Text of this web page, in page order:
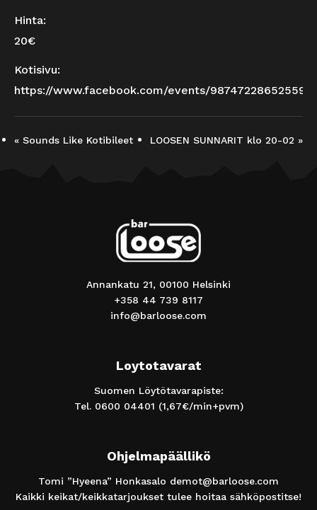
Hinta:
20€
Kotisivu:
https://www.facebook.com/events/987472286525599
« Sounds Like Kotibileet LOOSEN SUNNARIT klo 20-02 »
Annankatu 21, 00100 Helsinki
+358 44 739 8117
info@barloose.com
Loytotavarat
Suomen Löytötavarapiste:
Tel. 0600 04401 (1,67€/min+pvm)
Ohjelmapäällikö
Tomi ”Hyeena” Honkasalo demot@barloose.com
Kaikki keikat/keikkatarjoukset tulee hoitaa sähköpostitse!